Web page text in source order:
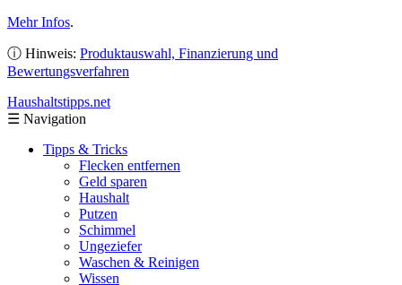
Mehr Infos.
ⓘ Hinweis: Produktauswahl, Finanzierung und
Bewertungsverfahren
Haushaltstipps.net
☰ Navigation
Tipps & Tricks
Flecken entfernen
Geld sparen
Haushalt
Putzen
Schimmel
Ungeziefer
Waschen & Reinigen
Wissen